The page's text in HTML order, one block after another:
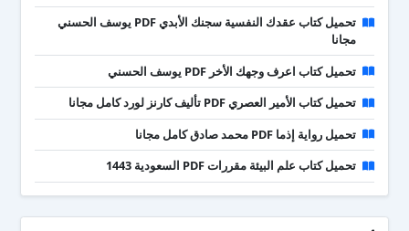
تحميل كتاب عقدك النفسية سجنك الأبدي PDF يوسف الحسني
مجانا
تحميل كتاب اعرف وجهك الأخر PDF يوسف الحسني
تحميل كتاب الأمير العصري PDF تأليف كارنز لورد كامل مجانا
تحميل رواية إذما PDF محمد صادق كامل مجانا
تحميل كتاب علم البيئة مقررات PDF السعودية 1443